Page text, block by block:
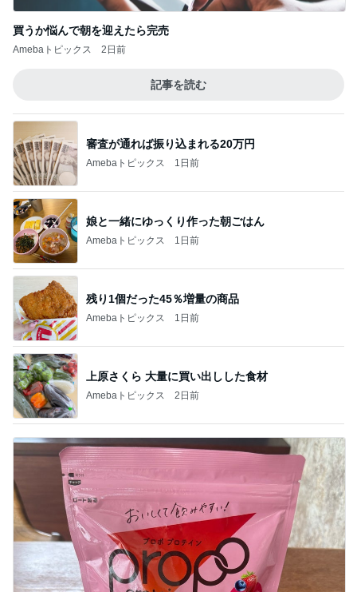
買うか悩んで朝を迎えたら完売
Amebaトピックス 2日前
記事を読む
審査が通れば振り込まれる20万円
Amebaトピックス 1日前
娘と一緒にゆっくり作った朝ごはん
Amebaトピックス 1日前
残り1個だった45％増量の商品
Amebaトピックス 1日前
上原さくら 大量に買い出しした食材
Amebaトピックス 2日前